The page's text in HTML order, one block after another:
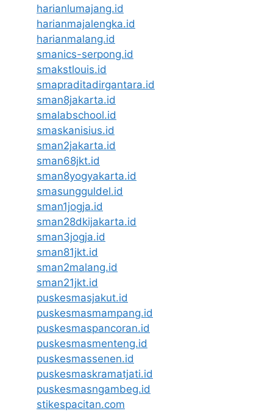
harianlumajang.id
harianmajalengka.id
harianmalang.id
smanics-serpong.id
smakstlouis.id
smapraditadirgantara.id
sman8jakarta.id
smalabschool.id
smaskanisius.id
sman2jakarta.id
sman68jkt.id
sman8yogyakarta.id
smasungguldel.id
sman1jogja.id
sman28dkijakarta.id
sman3jogja.id
sman81jkt.id
sman2malang.id
sman21jkt.id
puskesmasjakut.id
puskesmasmampang.id
puskesmaspancoran.id
puskesmasmenteng.id
puskesmassenen.id
puskesmaskramatjati.id
puskesmasngambeg.id
stikespacitan.com